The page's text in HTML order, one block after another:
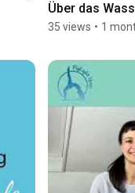
Über das
35 views • 1